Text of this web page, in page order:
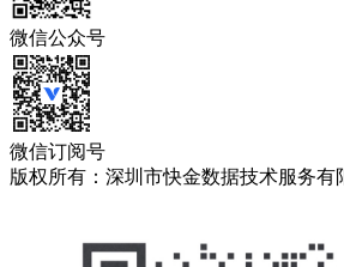
微信公众号
微信订阅号
版权所有：深圳市快金数据技术服务有